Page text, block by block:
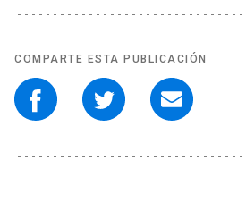
COMPARTE ESTA PUBLICACIÓN